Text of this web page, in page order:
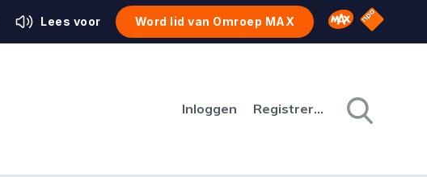
Lees voor Word lid van Omroep MAX Omroep MAX
NPO
Inloggen Registreren